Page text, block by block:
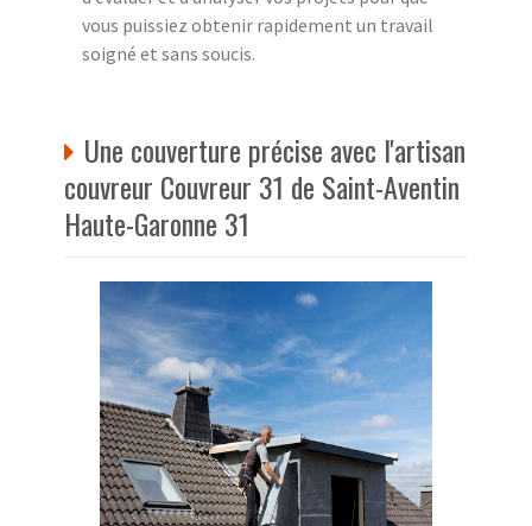
vous puissiez obtenir rapidement un travail
soigné et sans soucis.
Une couverture précise avec l'artisan
couvreur Couvreur 31 de Saint-Aventin
Haute-Garonne 31